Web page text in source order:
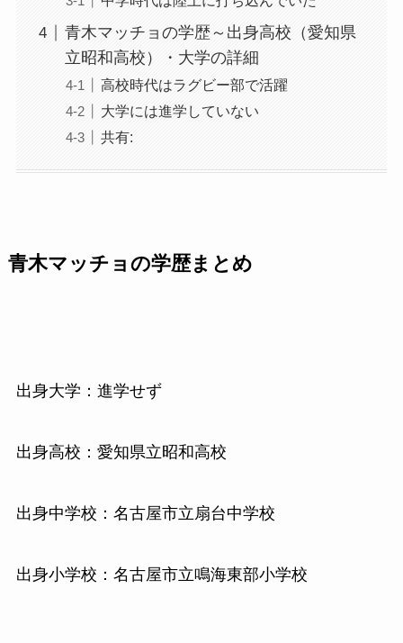
青木マッチョの学歴～出身高校（愛知県
立昭和高校）・大学の詳細
高校時代はラグビー部で活躍
大学には進学していない
共有:
青木マッチョの学歴まとめ
出身大学：進学せず
出身高校：愛知県立昭和高校
出身中学校：名古屋市立扇台中学校
出身小学校：名古屋市立鳴海東部小学校